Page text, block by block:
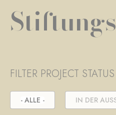
FILTER PROJECT STATUS
- ALLE - IN DER